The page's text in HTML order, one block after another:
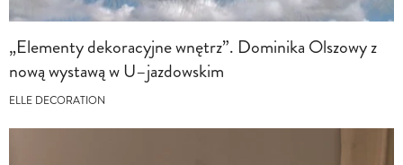
„Elementy dekoracyjne wnętrz”. Dominika Olszowy z
nową wystawą w U–jazdowskim
ELLE DECORATION